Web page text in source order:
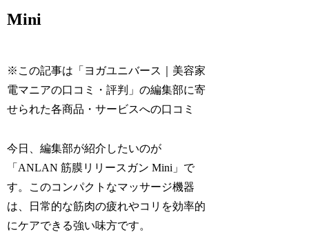
Mini
※この記事は「ヨガユニバース｜美容家
電マニアの口コミ・評判」の編集部に寄
せられた各商品・サービスへの口コミ
今日、編集部が紹介したいのが
「ANLAN 筋膜リリースガン Mini」で
す。このコンパクトなマッサージ機器
は、日常的な筋肉の疲れやコリを効率的
にケアできる強い味方です。